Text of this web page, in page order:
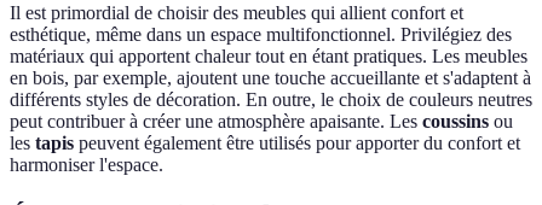
Il est primordial de choisir des meubles qui allient confort et
esthétique, même dans un espace multifonctionnel. Privilégiez des
matériaux qui apportent chaleur tout en étant pratiques. Les meubles
en bois, par exemple, ajoutent une touche accueillante et s'adaptent à
différents styles de décoration. En outre, le choix de couleurs neutres
peut contribuer à créer une atmosphère apaisante. Les coussins ou
les tapis peuvent également être utilisés pour apporter du confort et
harmoniser l'espace.